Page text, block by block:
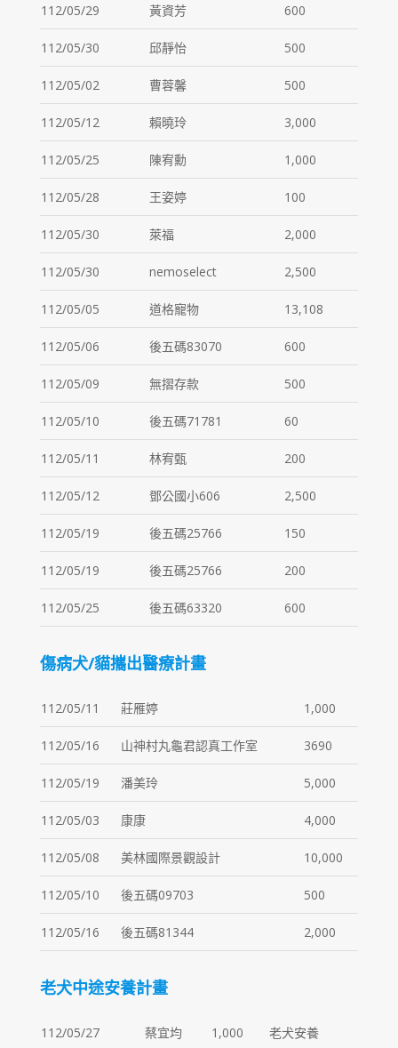
112/05/29 黃資芳 600
112/05/30 邱靜怡 500
112/05/02 曹蓉馨 500
112/05/12 賴曉玲 3,000
112/05/25 陳宥勳 1,000
112/05/28 王姿婷 100
112/05/30 萊福 2,000
112/05/30 nemoselect 2,500
112/05/05 道格寵物 13,108
112/05/06 後五碼83070 600
112/05/09 無摺存款 500
112/05/10 後五碼71781 60
112/05/11 林宥甄 200
112/05/12 鄧公國小606 2,500
112/05/19 後五碼25766 150
112/05/19 後五碼25766 200
112/05/25 後五碼63320 600
傷病犬/貓攜出醫療計畫
112/05/11 莊雁婷 1,000
112/05/16 山神村丸龜君認真工作室 3690
112/05/19 潘美玲 5,000
112/05/03 康康 4,000
112/05/08 美林國際景觀設計 10,000
112/05/10 後五碼09703 500
112/05/16 後五碼81344 2,000
老犬中途安養計畫
112/05/27 蔡宜均 1,000 老犬安養